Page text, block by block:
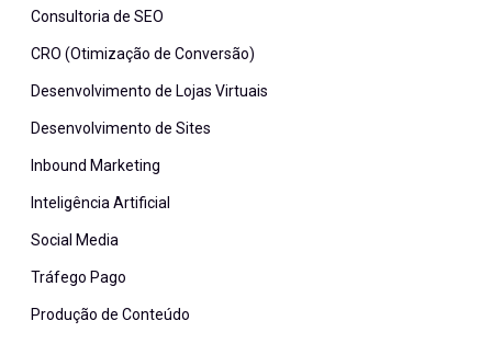
Consultoria de SEO
CRO (Otimização de Conversão)
Desenvolvimento de Lojas Virtuais
Desenvolvimento de Sites
Inbound Marketing
Inteligência Artificial
Social Media
Tráfego Pago
Produção de Conteúdo